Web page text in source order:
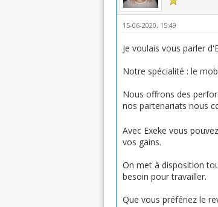
15-06-2020, 15:49
Je voulais vous parler
Notre spécialité : le
Nous offrons des
nos partenariats nous
Avec Exeke vous
vos gains.
On met à disposition
besoin pour travailler.
Que vous préfériez le